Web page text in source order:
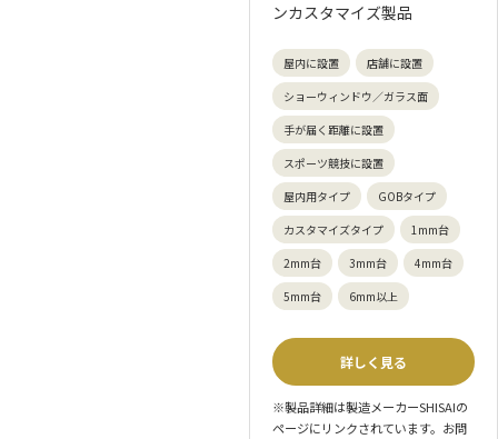
ンカスタマイズ製品
屋内に設置
店舗に設置
ショーウィンドウ／ガラス面
手が届く距離に設置
スポーツ競技に設置
屋内用タイプ
GOBタイプ
カスタマイズタイプ
1mm台
2mm台
3mm台
4mm台
5mm台
6mm以上
詳しく見る
※製品詳細は製造メーカーSHISAIの
ページにリンクされています。お問